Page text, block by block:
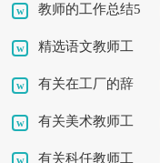
的辞职报告4篇
教师的工作总结5
篇 精选语文教师工
作总结9篇
有关在工厂的辞
职报告4篇
有关美术教师工
作总结四篇
有关科任教师工